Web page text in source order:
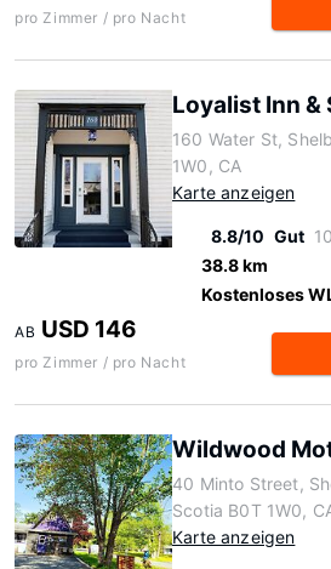
pro Zimmer / pro Nacht
Loyalist Inn &
160 Water St,
1W0, CA
Karte anzeigen
8.8/10 Gut
38.8 km
Kostenloses
AB USD 146
pro Zimmer / pro Nacht
Wildwood
40 Minto Street,
Scotia B0T 1W0,
Karte anzeigen